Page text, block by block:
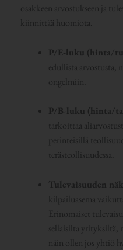
osakkeen arvostukseen ja
kiinnittää huomiota.
P/E-luku (hinta/
edullista arvostusta,
ongelmiin.
P/B-luku (hinta/
tarkoittaa
perinteisillä
terästeollisuudessa.
Tulevaisuuden
kilpailuasema
Erinomaiset
sellaisilta yrityksiltä,
näin ollen jos yhtiö